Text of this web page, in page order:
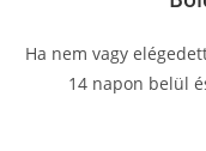
Ha nem vagy
14 napon belül